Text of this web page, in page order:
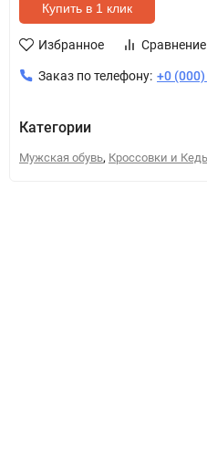
Купить в 1 клик
Избранное Сравнение
Заказ по телефону: +0
Категории
Мужская обувь, Кроссовки и